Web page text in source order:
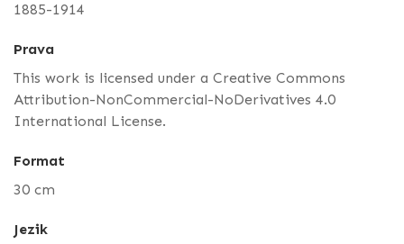
1885-1914
Prava
This work is licensed under a Creative Commons
Attribution-NonCommercial-NoDerivatives 4.0
International License.
Format
30 cm
Jezik